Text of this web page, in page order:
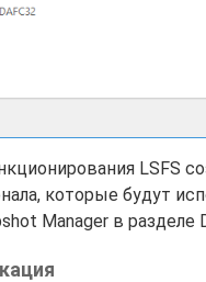
LSFS
которые будут
Manager в разделе